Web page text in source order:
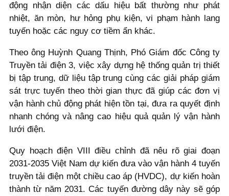
động nhận diện các dấu hiệu bất thường như phát
nhiệt, ăn mòn, hư hỏng phụ kiện, vi phạm hành lang
tuyến hoặc các nguy cơ tiềm ẩn khác.
Theo ông Huỳnh Quang Thịnh, Phó Giám đốc Công ty
Truyền tải điện 3, việc xây dựng hệ thống quản trị thiết
bị tập trung, dữ liệu tập trung cùng các giải pháp giám
sát trực tuyến theo thời gian thực đã giúp các đơn vị
vận hành chủ động phát hiện tồn tại, đưa ra quyết định
nhanh chóng và nâng cao hiệu quả quản lý vận hành
lưới điện.
Quy hoạch điện VIII điều chỉnh đã nêu rõ giai đoạn
2031-2035 Việt Nam dự kiến đưa vào vận hành 4 tuyến
truyền tải điện một chiều cao áp (HVDC), dự kiến hoàn
thành từ năm 2031. Các tuyến đường dây này sẽ góp